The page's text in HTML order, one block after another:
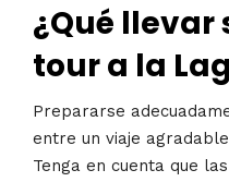
¿Qué llevar
tour a la
Prepararse
entre un viaje
Tenga en cuenta que